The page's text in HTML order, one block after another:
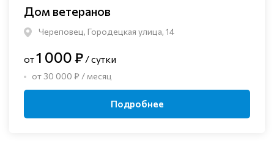
Дом ветеранов
Череповец, Городецкая улица, 14
от1 000 ₽ / сутки
от 30 000 ₽ / месяц
Подробнее